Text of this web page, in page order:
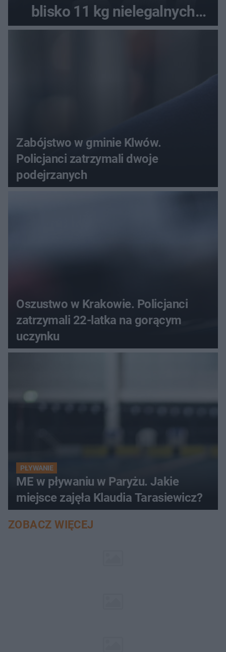
blisko 11 kg nielegalnych
substancji
Zabójstwo w gminie Klwów.
Policjanci zatrzymali dwoje
podejrzanych
Oszustwo w Krakowie. Policjanci
zatrzymali 22-latka na gorącym
uczynku
PŁYWANIE
ME w pływaniu w Paryżu. Jakie
miejsce zajęła Klaudia Tarasiewicz?
ZOBACZ WIĘCEJ